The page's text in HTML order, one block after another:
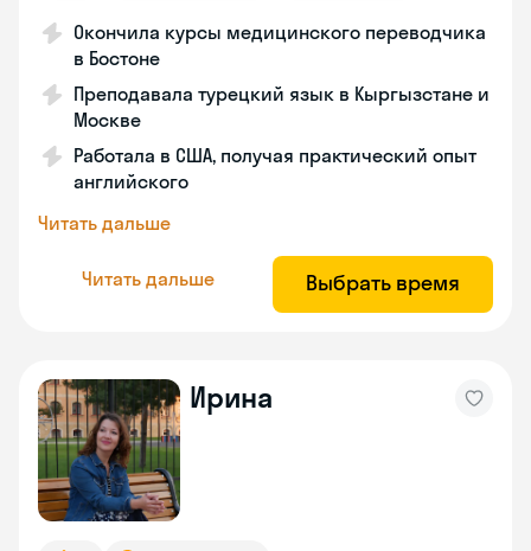
Окончила курсы медицинского переводчика
в Бостоне
Преподавала турецкий язык в Кыргызстане и
Москве
Работала в США, получая практический опыт
английского
Читать дальше
Читать дальше Выбрать время
Ирина